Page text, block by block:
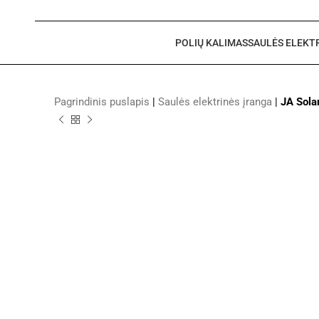
POLIŲ KALIMASSAULĖS
Pagrindinis puslapis | Saulės elektrinės įranga | JA